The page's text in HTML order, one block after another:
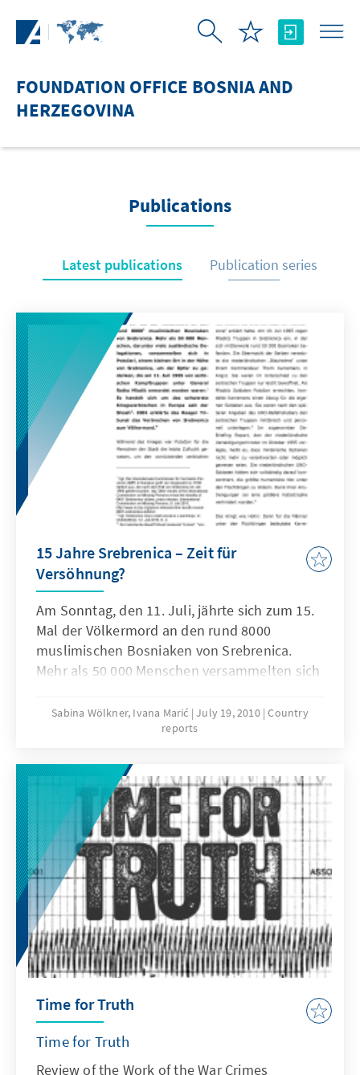
FOUNDATION OFFICE BOSNIA AND
HERZEGOVINA
Publications
Latest publications Publication series
15 Jahre Srebrenica – Zeit für
Versöhnung?
Am Sonntag, den 11. Juli, jährte sich zum 15.
Mal der Völkermord an den rund 8000
muslimischen Bosniaken von Srebrenica.
Mehr als 50 000 Menschen versammelten sich
11. Juli 1995 von serbischen Kampftruppen
unter General Ratko Mladić ermordet worden
Kriegsverbrechen in Europa seit der Shoah.
2001 erklärte das Haager Tribunal das
Verbrechen von Srebrenica zum Völkermord.
Sabina Wölkner, Ivana Marić July 19, 2010 Country
reports
Time for Truth
Time for Truth
Review of the Work of the War Crimes